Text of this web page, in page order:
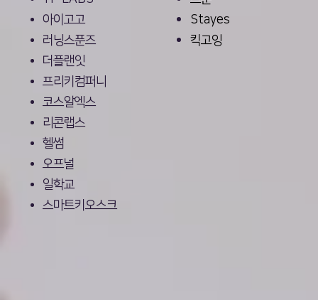
아이고고
러닝스푼즈
더플랜잇
프리키컴퍼니
코스알엑스
리콘랩스
헬썸
오프널
일학교
​스마트키오스크
Stayes
​킥고잉